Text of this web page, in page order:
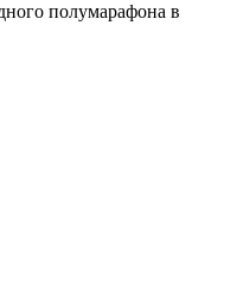
полумарафона в